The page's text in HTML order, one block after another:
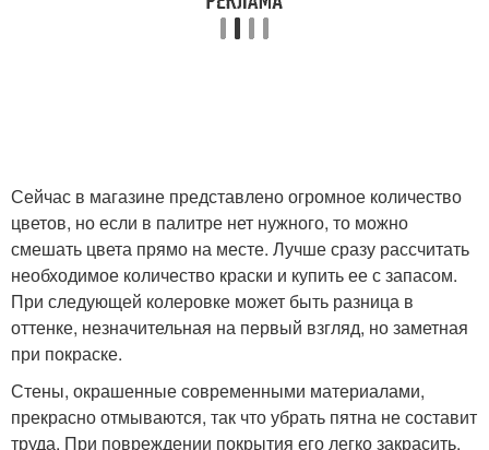
Сейчас в магазине представлено огромное количество
цветов, но если в палитре нет нужного, то можно
смешать цвета прямо на месте. Лучше сразу рассчитать
необходимое количество краски и купить ее с запасом.
При следующей колеровке может быть разница в
оттенке, незначительная на первый взгляд, но заметная
при покраске.
Стены, окрашенные современными материалами,
прекрасно отмываются, так что убрать пятна не составит
труда. При повреждении покрытия его легко закрасить.